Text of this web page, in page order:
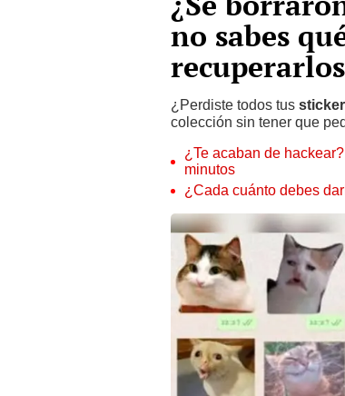
no sabes
recuperarlos
¿Perdiste todos tus
colección sin tener que
¿Te acaban de
minutos
¿Cada cuánto debes